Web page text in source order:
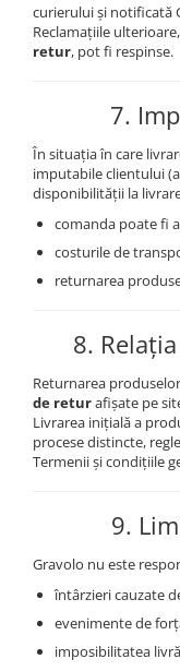
curierului și notificată
Reclamațiile
retur, pot fi respinse.
7.
În situația în care
imputabile clientului
disponibilității la
comanda poate fi
costurile de
returnarea
8.
Returnarea
de returafișate pe
Livrarea inițială a
procese distincte,
Termenii și condițiile
9.
Gravolo nu este
întârzieri cauzate
evenimente de
imposibilitatea